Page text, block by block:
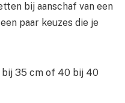
bij aanschaf van een
paar keuzes die je
bij 35 cm of 40 bij 40